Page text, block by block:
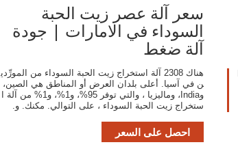
سعر آلة عصر زيت الحبة
السوداء في الامارات | جودة
آلة ضغط
هناك 2308 آلة استخراج زيت الحبة السوداء من المورِّدي
ن في آسيا. أعلى بلدان العرض أو المناطق هي الصين،
وIndia، وماليزيا ، والتي توفر 95%، و1%، و1% من آلة ا
ستخراج زيت الحبة السوداء ، على التوالي. مكنك. و.
احصل على السعر